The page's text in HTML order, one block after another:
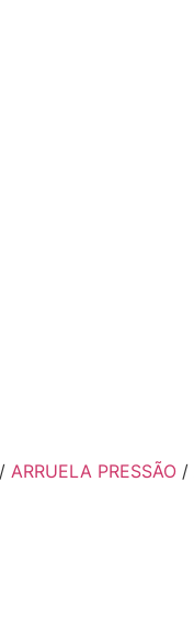
/ ARRUELA PRESSÃO /